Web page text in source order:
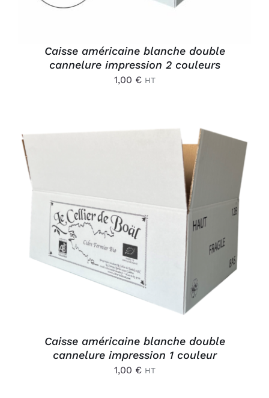
Caisse américaine blanche double
cannelure impression 2 couleurs
1,00 € HT
AJOUTER AU PANIER
DÉTAILS
Caisse américaine blanche double
cannelure impression 1 couleur
1,00 € HT